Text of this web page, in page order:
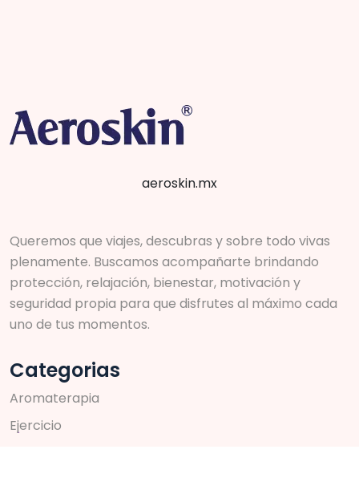
aeroskin.mx
Queremos que viajes, descubras y sobre todo vivas
plenamente. Buscamos acompañarte brindando
protección, relajación, bienestar, motivación y
seguridad propia para que disfrutes al máximo cada
uno de tus momentos.
Categorias
Aromaterapia
Ejercicio